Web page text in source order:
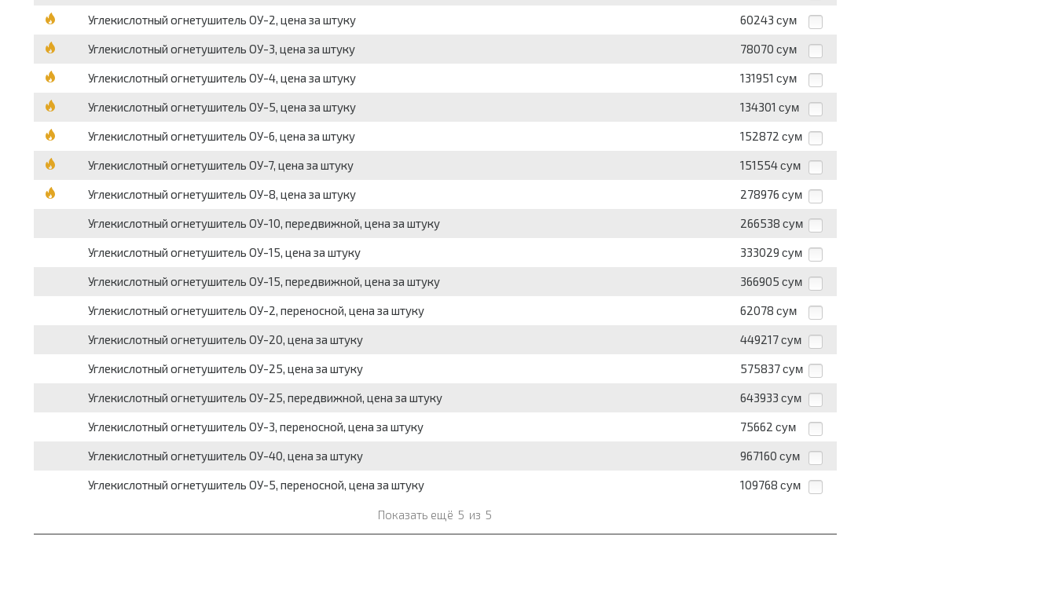
Углекислотный огнетушитель ОУ-2, цена за штуку 60243 сум
Углекислотный огнетушитель ОУ-3, цена за штуку 78070 сум
Углекислотный огнетушитель ОУ-4, цена за штуку 131951 сум
Углекислотный огнетушитель ОУ-5, цена за штуку 134301 сум
Углекислотный огнетушитель ОУ-6, цена за штуку 152872 сум
Углекислотный огнетушитель ОУ-7, цена за штуку 151554 сум
Углекислотный огнетушитель ОУ-8, цена за штуку 278976 сум
Углекислотный огнетушитель ОУ-10, передвижной, цена за штуку 266538 сум
Углекислотный огнетушитель ОУ-15, цена за штуку 333029 сум
Углекислотный огнетушитель ОУ-15, передвижной, цена за штуку 366905 сум
Углекислотный огнетушитель ОУ-2, переносной, цена за штуку 62078 сум
Углекислотный огнетушитель ОУ-20, цена за штуку 449217 сум
Углекислотный огнетушитель ОУ-25, цена за штуку 575837 сум
Углекислотный огнетушитель ОУ-25, передвижной, цена за штуку 643933 сум
Углекислотный огнетушитель ОУ-3, переносной, цена за штуку 75662 сум
Углекислотный огнетушитель ОУ-40, цена за штуку 967160 сум
Углекислотный огнетушитель ОУ-5, переносной, цена за штуку 109768 сум
Показать ещё 5 из 5